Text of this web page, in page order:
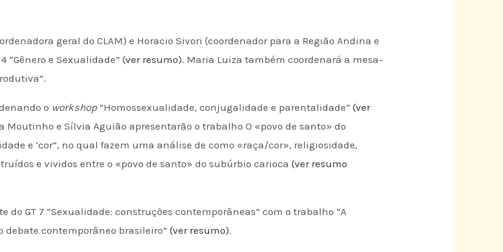
geral do CLAM) e Horacio Sivori (coordenador para a Região Andina e
“Gênero e Sexualidade”(ver resumo). Maria Luiza também coordenará a mesa-
o workshop“Homossexualidade, conjugalidade e parentalidade”(ver
Moutinho e Sílvia Aguião apresentarão o trabalho O «povo de santo» do
e ‘cor”, no qual fazem uma análise de como «raça/cor», religiosidade,
e vividos entre o «povo de santo» do subúrbio carioca(ver resumo
do GT 7 “Sexualidade: construções contemporâneas” com o trabalho “A
debate contemporâneo brasileiro”(ver resumo).